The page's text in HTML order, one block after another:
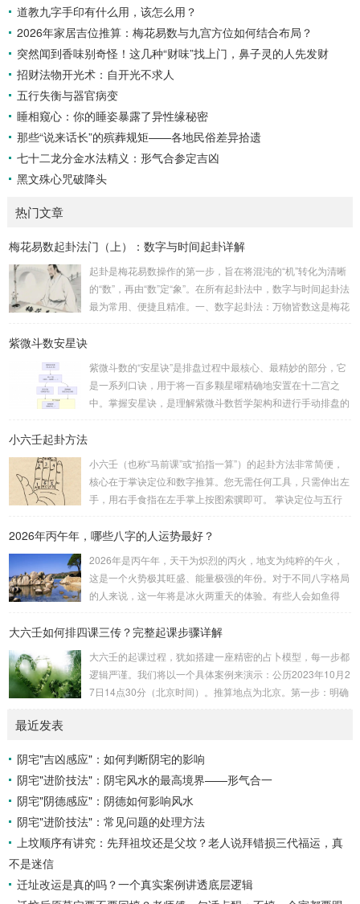
道教九字手印有什么用，该怎么用？
2026年家居吉位推算：梅花易数与九宫方位如何结合布局？
突然闻到香味别奇怪！这几种“财味”找上门，鼻子灵的人先发财
招财法物开光术：自开光不求人
五行失衡与器官病变
睡相窥心：你的睡姿暴露了异性缘秘密
那些“说来话长”的殡葬规矩——各地民俗差异拾遗
七十二龙分金水法精义：形气合参定吉凶
黑文殊心咒破降头
热门文章
梅花易数起卦法门（上）：数字与时间起卦详解
起卦是梅花易数操作的第一步，旨在将混沌的“机”转化为清晰
的“数”，再由“数”定“象”。在所有起卦法中，数字与时间起卦法
最为常用、便捷且精准。一、数字起卦法：万物皆数这是梅花
卦。如果数字是偶数位，则前后平分；如果是奇数位，则前部
分比后部分少一位。例如，数字 256：前一位 2 为上卦后两
位...
紫微斗数安星诀
紫微斗数的“安星诀”是排盘过程中最核心、最精妙的部分，它
是一系列口诀，用于将一百多颗星曜精确地安置在十二宫之
中。掌握安星诀，是理解紫微斗数哲学架构和进行手动排盘的
赖关系，可以清晰地通过下图展现：二、 核心安星诀详解1.
安紫微星诀（定帝星）这是所有安星的第一步，至关重要。口
诀：紫微天机星逆行，隔一阳武天同行，...
小六壬起卦方法
小六壬（也称“马前课”或“掐指一算”）的起卦方法非常简便，
核心在于掌诀定位和数字推算。您无需任何工具，只需伸出左
手，用右手食指在左手掌上按图索骥即可。 掌诀定位与五行
吉。留连：位于食指指尖，属水，玄武，主数2、7、8，凶。
口：位于无名指指尖，属金，白虎，主数4、1、2，凶。小
吉：位于无名指根部，属木，六合，主数5、3、8，吉。空
亡：位于中指根部，属土，勾陈，...
2026年丙午年，哪些八字的人运势最好？
2026年是丙午年，天干为炽烈的丙火，地支为纯粹的午火，
这是一个火势极其旺盛、能量极强的年份。对于不同八字格局
的人来说，这一年将是冰火两重天的体验。有些人会如鱼得
理：吉凶在于平衡与需求八字讲究五行平衡与“喜用神”。喜用
26年丙午，是火力全开的一年。因此：八字命局中“喜火”、“用
火”的人，等于得到了天地最强能量的帮助，犹如天降神助，
运势自然一飞冲天。八字命局中“忌火”的人...
大六壬如何排四课三传？完整起课步骤详解
大六壬的起课过程，犹如搭建一座精密的占卜模型，每一步都
逻辑严谨。我们将以一个具体案例来演示：公历2023年10月2
7日14点30分（北京时间）。推算地点为北京。第一步：明确
你需要：一张空白的天地盘（内含十二地支）、月将、当天日
干日支。第二步：核心步骤——排四课四课是“三传”之母，此
步必须精准。1. 定月将（布“天盘”的...
最近发表
阴宅"吉凶感应"：如何判断阴宅的影响
阴宅"进阶技法"：阴宅风水的最高境界——形气合一
阴宅"阴德感应"：阴德如何影响风水
阴宅"进阶技法"：常见问题的处理方法
上坟顺序有讲究：先拜祖坟还是父坟？老人说拜错损三代福运，真
不是迷信
迁址改运是真的吗？一个真实案例讲透底层逻辑